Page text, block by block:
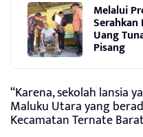
Melalui
Serahkan
Uang
Pisang
“Karena, sekolah lansia
Maluku Utara yang
Kecamatan Ternate